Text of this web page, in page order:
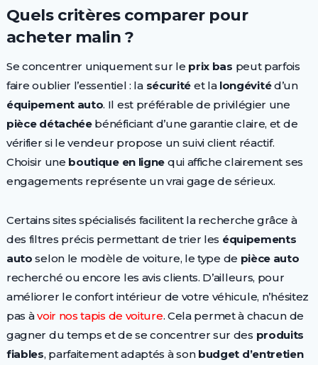
Quels critères comparer pour
acheter malin ?
Se concentrer uniquement sur le prix bas peut parfois
faire oublier l’essentiel : la sécurité et la longévitéd’un
équipement auto. Il est préférable de privilégier une
pièce détachéebénéficiant d’une garantie claire, et de
vérifier si le vendeur propose un suivi client réactif.
Choisir une boutique en ligne qui affiche clairement ses
engagements représente un vrai gage de sérieux.
Certains sites spécialisés facilitent la recherche grâce à
des filtres précis permettant de trier les équipements
auto selon le modèle de voiture, le type de pièce auto
recherché ou encore les avis clients. D’ailleurs, pour
améliorer le confort intérieur de votre véhicule, n’hésitez
pas àvoir nos tapis de voiture. Cela permet à chacun de
gagner du temps et de se concentrer sur des produits
fiables, parfaitement adaptés à son budget d’entretien